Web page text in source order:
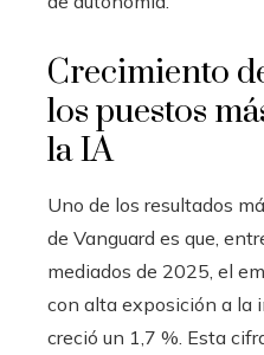
Crecimiento
los puestos
la IA
Uno de los resultados
de Vanguard es que,
mediados de 2025, el
con alta exposición a la
creció un 1,7 %. Esta